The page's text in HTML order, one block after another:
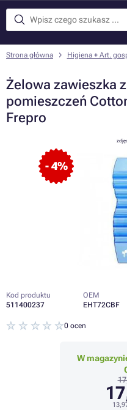
Strona główna Higiena + Art.
Żelowa zawieszka
pomieszczeń
Frepro
- 4%
Kod produktu
511400237
OEM
EHT72CBF
0 ocen
W